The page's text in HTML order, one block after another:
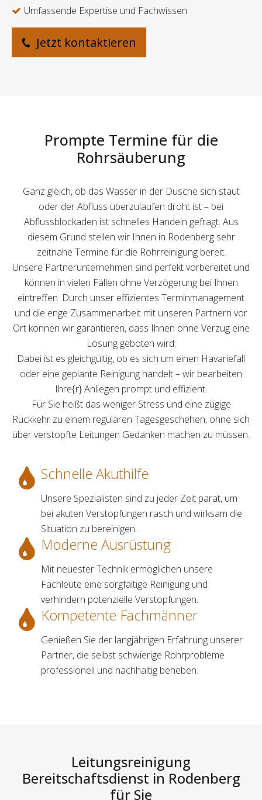
Umfassende Expertise und Fachwissen
Jetzt kontaktieren
Prompte Termine für die
Rohrsäuberung
Ganz gleich, ob das Wasser in der Dusche sich staut
oder der Abfluss überzulaufen droht ist – bei
Abflussblockaden ist schnelles Handeln gefragt. Aus
diesem Grund stellen wir Ihnen in Rodenberg sehr
zeitnahe Termine für die Rohrreinigung bereit.
Unsere Partnerunternehmen sind perfekt vorbereitet und
können in vielen Fällen ohne Verzögerung bei Ihnen
eintreffen. Durch unser effizientes Terminmanagement
und die enge Zusammenarbeit mit unseren Partnern vor
Ort können wir garantieren, dass Ihnen ohne Verzug eine
Lösung geboten wird.
Dabei ist es gleichgültig, ob es sich um einen Havariefall
oder eine geplante Reinigung handelt – wir bearbeiten
Ihre{r} Anliegen prompt und effizient.
Für Sie heißt das weniger Stress und eine zügige
Rückkehr zu einem regulären Tagesgeschehen, ohne sich
über verstopfte Leitungen Gedanken machen zu müssen.
Schnelle Akuthilfe
Unsere Spezialisten sind zu jeder Zeit parat, um
bei akuten Verstopfungen rasch und wirksam die
Situation zu bereinigen.
Moderne Ausrüstung
Mit neuester Technik ermöglichen unsere
Fachleute eine sorgfältige Reinigung und
verhindern potenzielle Verstopfungen.
Kompetente Fachmänner
Genießen Sie der langjährigen Erfahrung unserer
Partner, die selbst schwierige Rohrprobleme
professionell und nachhaltig beheben.
Leitungsreinigung
Bereitschaftsdienst in Rodenberg
für Sie